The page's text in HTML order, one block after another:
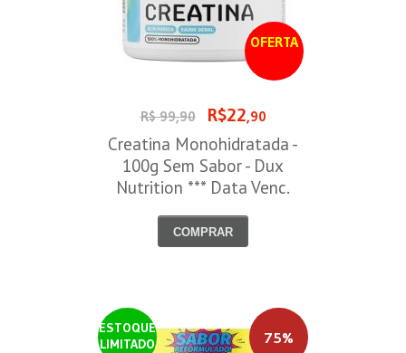
OFERTA
R$ 99,90 R$22,90
Creatina Monohidratada -
100g Sem Sabor - Dux
Nutrition *** Data Venc.
COMPRAR
ESTOQUE
LIMITADO
75%